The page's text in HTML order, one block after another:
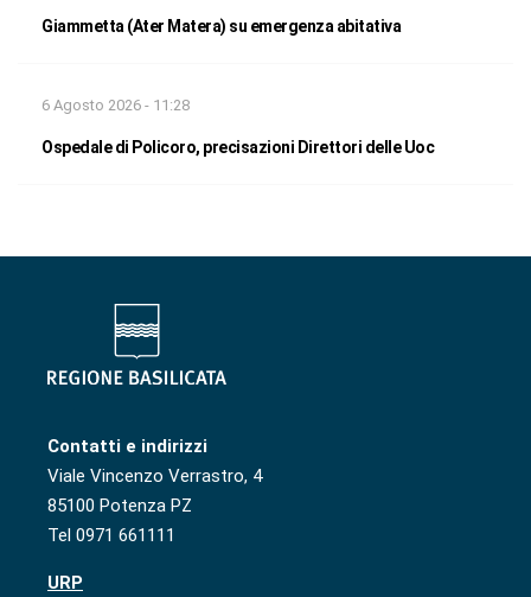
Giammetta (Ater Matera) su emergenza abitativa
6 Agosto 2026 - 11:28
Ospedale di Policoro, precisazioni Direttori delle Uoc
Contatti e indirizzi
Viale Vincenzo Verrastro, 4
85100 Potenza PZ
Tel 0971 661111
URP